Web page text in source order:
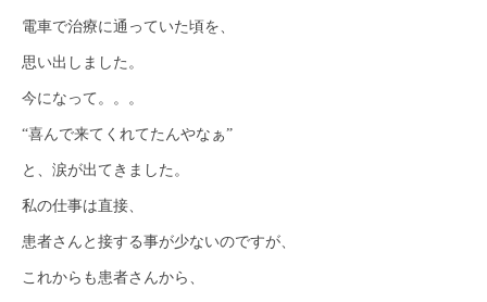
電車で治療に通っていた頃を、
思い出しました。
今になって。。。
“喜んで来てくれてたんやなぁ”
と、涙が出てきました。
私の仕事は直接、
患者さんと接する事が少ないのですが、
これからも患者さんから、